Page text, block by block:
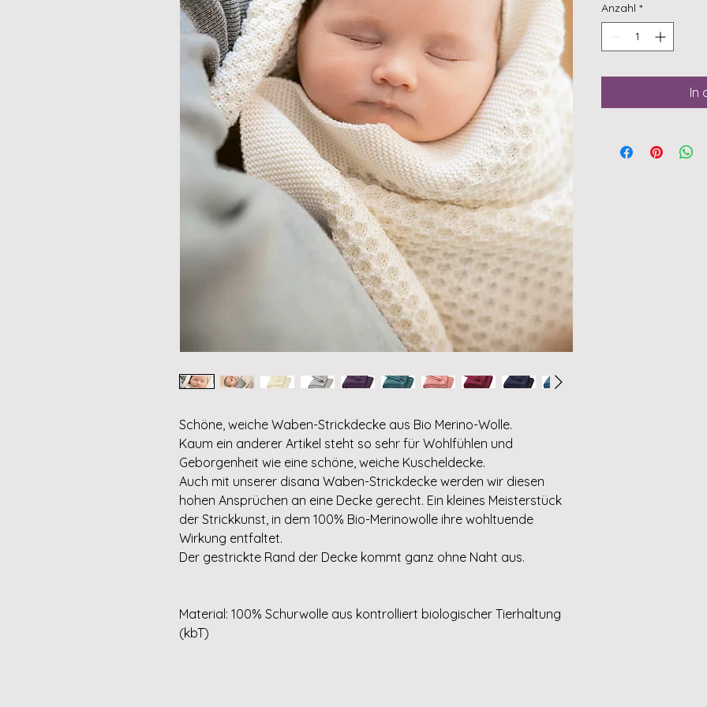
Schöne, weiche Waben-Strickdecke aus Bio Merino-Wolle.
Kaum ein anderer Artikel steht so sehr für Wohlfühlen und
Geborgenheit wie eine schöne, weiche Kuscheldecke.
Auch mit unserer disana Waben-Strickdecke werden wir diesen
hohen Ansprüchen an eine Decke gerecht. Ein kleines Meisterstück
der Strickkunst, in dem 100% Bio-Merinowolle ihre wohltuende
Wirkung entfaltet.
Der gestrickte Rand der Decke kommt ganz ohne Naht aus.
Material: 100% Schurwolle aus kontrolliert biologischer Tierhaltung
(kbT)
Anzahl *
In